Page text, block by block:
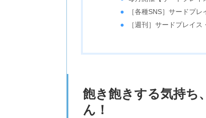
［各種SNS］サードプレ
［週刊］サードプレイス
飽き飽きする気持ち
ん！